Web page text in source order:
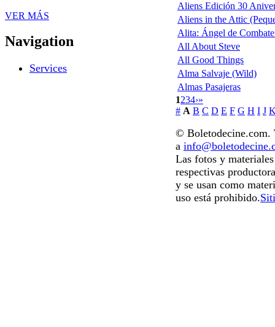
VER MÁS
Navigation
Services
Aliens Edición 30
Aliens in the Attic
Alita: Ángel de
All About Steve
All Good Things
Alma Salvaje (Wild)
Almas Pasajeras
1234›»
# A B C D E F G H I J
© Boletodecine.com.
a
Las fotos y
respectivas
y se usan como
uso está prohibido.